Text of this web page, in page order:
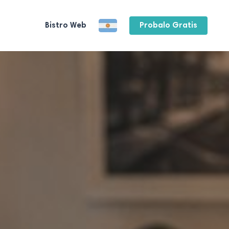
Bistro Web Probalo Gratis